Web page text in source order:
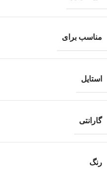
مناسب برای
استایل
گارانتی
رنگ